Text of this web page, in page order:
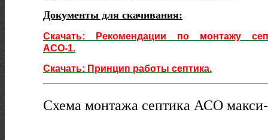
Документы для скачивания:
Скачать: Рекомендации по монтажу
АСО-1.
Скачать: Принцип работы септика.
Схема монтажа септика АСО